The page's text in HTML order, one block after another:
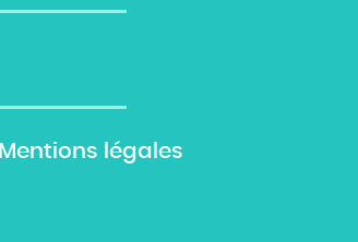
Mentions légales